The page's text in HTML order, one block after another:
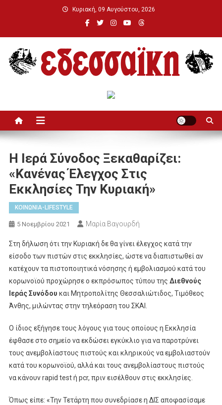
Κυριακή, 09 Αυγούστου, 2026
Η Ιερά Σύνοδος Ξεκαθαρίζει:
«Κανένας Έλεγχος Στις
Εκκλησίες Την Κυριακή»
ΚΟΙΝΩΝΙΑ-LIFESTYLE
5 Νοεμβρίου 2021 Μαρία Βαγουρδή
Στη δήλωση ότι την Κυριακή δε θα γίνει έλεγχος κατά την
είσοδο των πιστών στις εκκλησίες, ώστε να διαπιστωθεί αν
κατέχουν τα πιστοποιητικά νόσησης ή εμβολιασμού κατά του
κορωνοϊού προχώρησε ο εκπρόσωπος τύπου της Διεθνούς
Ιεράς Συνόδου και Μητροπολίτης Θεσσαλιώτιδος, Τιμόθεος
Άνθης, μιλώντας στην τηλεόραση του ΣΚΑΙ.
Ο ίδιος εξήγησε τους λόγους για τους οποίους η Εκκλησία
έφθασε στο σημείο να εκδώσει εγκύκλιο για να παροτρύνει
τους ανεμβολίαστους πιστούς και κληρικούς να εμβολιαστούν
κατά του κορωνοϊού, αλλά και τους ανεμβολίαστους πιστούς
να κάνουν rapid test ή pcr, πριν εισέλθουν στις εκκλησίες.
Όπως είπε: «Την Τετάρτη που συνεδρίασε η ΔΙΣ αποφασίσαμε